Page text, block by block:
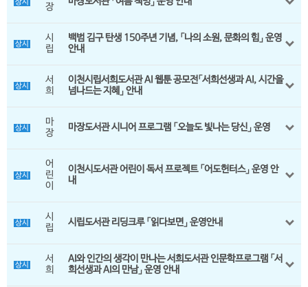
독서토론실예약
북스타트
세상을 바꿀 천 권의 책
스마트도서관
사서에게물어보세요
전자저널 서비스
오디오북
시요일
포토갤러리
채용공고
강좌제안서
상시
장
상시
시
립
백범 김구 탄생 150주년 기념, 「나의 소원, 문화의 힘」 운영
안내
상시
서
희
이천시립서희도서관 AI 웹툰 공모전「서희선생과 AI, 시간을
넘나드는 지혜」 안내
상시
마
장
마장도서관 시니어 프로그램 「오늘도 빛나는 당신」 운영
상시
어
린
이
이천시도서관 어린이 독서 프로젝트 「어도헌터스」 운영 안
내
상시
시
립
시립도서관 리딩크루 「읽다보면」 운영안내
상시
서
희
AI와 인간의 생각이 만나는 서희도서관 인문학프로그램 「서
희선생과 AI의 만남」 운영 안내